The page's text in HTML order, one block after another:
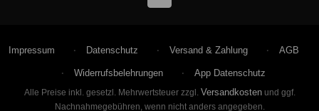
Impressum Datenschutz Versand & Zahlung AGB
Widerrufsbelehrungen App Datenschutz
Alle Preise inkl. gesetzl. Mehrwertsteuer zzgl. Versandkostenund ggf.
Nachnahmegebühren, wenn nicht anders angegeben.